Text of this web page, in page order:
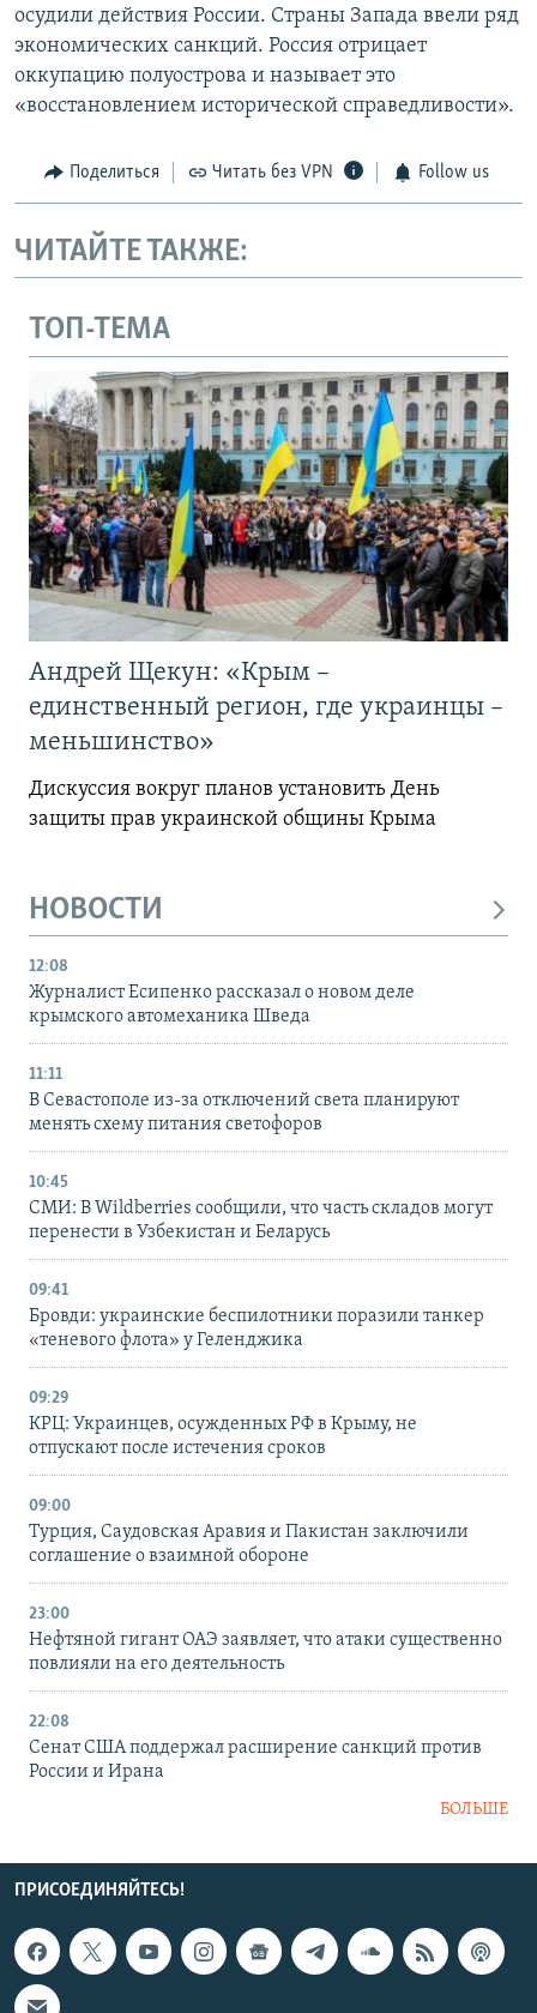
осудили действия России. Страны Запада ввели ряд
экономических санкций. Россия отрицает
оккупацию полуострова и называет это
«восстановлением исторической справедливости».
Поделиться Читать без VPN Follow us
ЧИТАЙТЕ ТАКЖЕ:
ТОП-ТЕМА
Андрей Щекун: «Крым –
единственный регион, где украинцы –
меньшинство»
Дискуссия вокруг планов установить День
защиты прав украинской общины Крыма
НОВОСТИ
12:08
Журналист Есипенко рассказал о новом деле
крымского автомеханика Шведа
11:11
В Севастополе из-за отключений света планируют
менять схему питания светофоров
10:45
СМИ: В Wildberries сообщили, что часть складов могут
перенести в Узбекистан и Беларусь
09:41
Бровди: украинские беспилотники поразили танкер
«теневого флота» у Геленджика
09:29
КРЦ: Украинцев, осужденных РФ в Крыму, не
отпускают после истечения сроков
09:00
Турция, Саудовская Аравия и Пакистан заключили
соглашение о взаимной обороне
23:00
Нефтяной гигант ОАЭ заявляет, что атаки существенно
повлияли на его деятельность
22:08
Сенат США поддержал расширение санкций против
России и Ирана
БОЛЬШЕ
ПРИСОЕДИНЯЙТЕСЬ!